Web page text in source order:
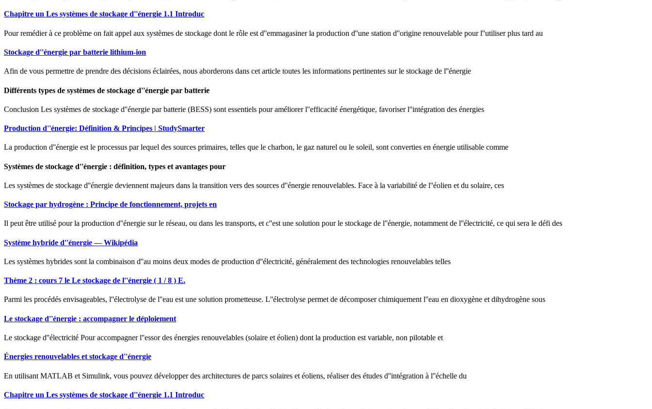
Chapitre un Les systèmes de stockage d''énergie 1.1 Introduc
Pour remédier à ce problème on fait appel aux systèmes de stockage dont le rôle est d''emmagasiner la production d''une station d''origine renouvelable pour l''utiliser plus tard au
Stockage d''énergie par batterie lithium-ion
Afin de vous permettre de prendre des décisions éclairées, nous aborderons dans cet article toutes les informations pertinentes sur le stockage de l''énergie
Différents types de systèmes de stockage d''énergie par batterie
Conclusion Les systèmes de stockage d''énergie par batterie (BESS) sont essentiels pour améliorer l''efficacité énergétique, favoriser l''intégration des énergies
Production d''énergie: Définition & Principes | StudySmarter
La production d''énergie est le processus par lequel des sources primaires, telles que le charbon, le gaz naturel ou le soleil, sont converties en énergie utilisable comme
Systèmes de stockage d''énergie : définition, types et avantages pour
Les systèmes de stockage d''énergie deviennent majeurs dans la transition vers des sources d''énergie renouvelables. Face à la variabilité de l''éolien et du solaire, ces
Stockage par hydrogène : Principe de fonctionnement, projets en
Il peut être utilisé pour la production d''énergie sur le réseau, ou dans les transports, et c''est une solution pour le stockage de l''énergie, notamment de l''électricité, ce qui sera le défi des
Système hybride d''énergie — Wikipédia
Les systèmes hybrides sont la combinaison d''au moins deux modes de production d''électricité, généralement des technologies renouvelables telles
Thème 2 : cours 7 le Le stockage de l''énergie ( 1 / 8 ) E.
Parmi les procédés envisageables, l''électrolyse de l''eau est une solution prometteuse. L''électrolyse permet de décomposer chimiquement l''eau en dioxygène et dihydrogène sous
Le stockage d''énergie : accompagner le déploiement
Le stockage d''électricité Pour accompagner l''essor des énergies renouvelables (solaire et éolien) dont la production est variable, non pilotable et
Énergies renouvelables et stockage d''énergie
En utilisant MATLAB et Simulink, vous pouvez développer des architectures de parcs solaires et éoliens, réaliser des études d''intégration à l''échelle du
Chapitre un Les systèmes de stockage d''énergie 1.1 Introduc